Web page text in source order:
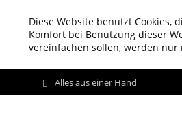
Diese Website benutzt Cookies,
Komfort bei Benutzung dieser
vereinfachen sollen, werden
Alles aus einer Hand